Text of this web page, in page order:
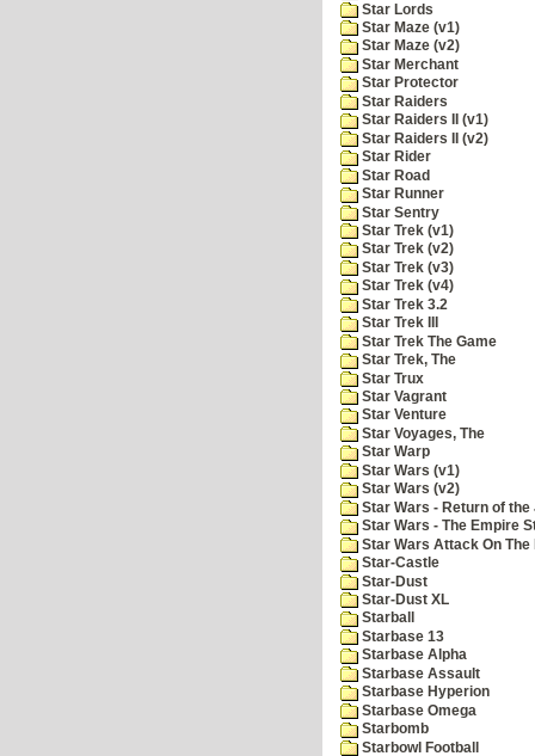
Star Lords
Star Maze (v1)
Star Maze (v2)
Star Merchant
Star Protector
Star Raiders
Star Raiders II (v1)
Star Raiders II (v2)
Star Rider
Star Road
Star Runner
Star Sentry
Star Trek (v1)
Star Trek (v2)
Star Trek (v3)
Star Trek (v4)
Star Trek 3.2
Star Trek III
Star Trek The Game
Star Trek, The
Star Trux
Star Vagrant
Star Venture
Star Voyages, The
Star Warp
Star Wars (v1)
Star Wars (v2)
Star Wars - Return of
Star Wars - The Empire
Star Wars Attack On The
Star-Castle
Star-Dust
Star-Dust XL
Starball
Starbase 13
Starbase Alpha
Starbase Assault
Starbase Hyperion
Starbase Omega
Starbomb
Starbowl Football